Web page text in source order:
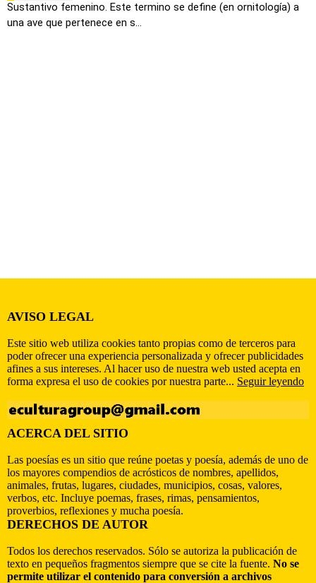
Sustantivo femenino. Este termino se define (en ornitología) a
una ave que pertenece en s...
AVISO LEGAL
Este sitio web utiliza cookies tanto propias como de terceros para
poder ofrecer una experiencia personalizada y ofrecer publicidades
afines a sus intereses. Al hacer uso de nuestra web usted acepta en
forma expresa el uso de cookies por nuestra parte... Seguir leyendo
ACERCA DEL SITIO
Las poesías es un sitio que reúne poetas y poesía, además de uno de
los mayores compendios de acrósticos de nombres, apellidos,
animales, frutas, lugares, ciudades, municipios, cosas, valores,
verbos, etc. Incluye poemas, frases, rimas, pensamientos,
proverbios, reflexiones y mucha poesía.
DERECHOS DE AUTOR
Todos los derechos reservados. Sólo se autoriza la publicación de
texto en pequeños fragmentos siempre que se cite la fuente. No se
permite utilizar el contenido para conversión a archivos